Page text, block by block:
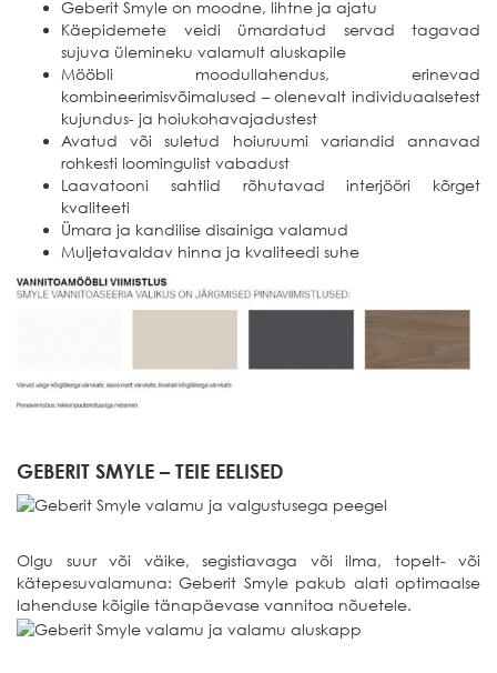
Geberit Smyle on moodne, lihtne ja ajatu
Käepidemete veidi ümardatud servad tagavad
sujuva ülemineku valamult aluskapile
Mööbli moodullahendus, erinevad
kombineerimisvõimalused – olenevalt individuaalsetest
kujundus- ja hoiukohavajadustest
Avatud või suletud hoiuruumi variandid annavad
rohkesti loomingulist vabadust
Laavatooni sahtlid rõhutavad interjööri kõrget
kvaliteeti
Ümara ja kandilise disainiga valamud
Muljetavaldav hinna ja kvaliteedi suhe
GEBERIT SMYLE – TEIE EELISED
Olgu suur või väike, segistiavaga või ilma, topelt- või
kätepesuvalamuna: Geberit Smyle pakub alati optimaalse
lahenduse kõigile tänapäevase vannitoa nõuetele.